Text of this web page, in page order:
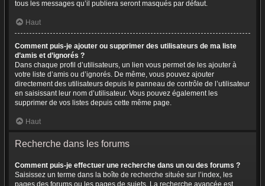
tous les messages qu’il publiera seront masqués par défaut.
Haut
Comment puis-je ajouter ou supprimer des utilisateurs de ma liste
d’amis et d’ignorés ?
Dans chaque profil d’utilisateurs, un lien vous permet de les ajouter à
votre liste d’amis ou d’ignorés. De même, vous pouvez ajouter
directement des utilisateurs depuis le panneau de contrôle de l’utilisateur
en saisissant leur nom d’utilisateur. Vous pouvez également les
supprimer de vos listes depuis cette même page.
Haut
Recherche dans les forums
Comment puis-je effectuer une recherche dans un ou des forums ?
Saisissez un terme dans la boîte de recherche située sur l’index, les
pages des forums ou les pages de sujets. La recherche avancée est